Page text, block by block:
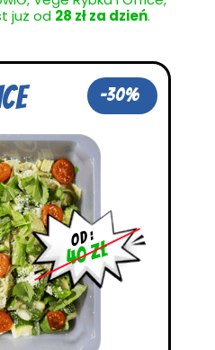
-30%
od :
40 zł
już od 28 zł za dzień.